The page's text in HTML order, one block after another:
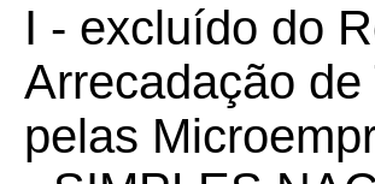
I - excluído do
Arrecadação
pelas